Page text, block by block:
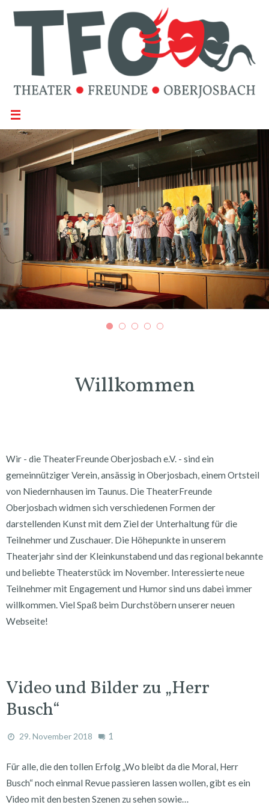
Willkommen
Wir - die TheaterFreunde Oberjosbach e.V. - sind ein
gemeinnütziger Verein, ansässig in Oberjosbach, einem Ortsteil
von Niedernhausen im Taunus. Die TheaterFreunde
Oberjosbach widmen sich verschiedenen Formen der
darstellenden Kunst mit dem Ziel der Unterhaltung für die
Teilnehmer und Zuschauer. Die Höhepunkte in unserem
Theaterjahr sind der Kleinkunstabend und das regional bekannte
und beliebte Theaterstück im November. Interessierte neue
Teilnehmer mit Engagement und Humor sind uns dabei immer
willkommen. Viel Spaß beim Durchstöbern unserer neuen
Webseite!
Video und Bilder zu „Herr
Busch“
29. November 2018 1
Für alle, die den tollen Erfolg „Wo bleibt da die Moral, Herr
Busch“ noch einmal Revue passieren lassen wollen, gibt es ein
Video mit den besten Szenen zu sehen sowie…